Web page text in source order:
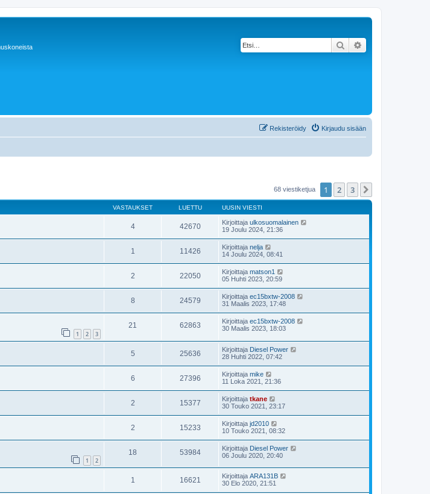
Etsi
Kirjaudu sisään
Rekisteröidy
68 viestiketjua 1 2 3
VASTAUKSET LUETTU UUSIN VIESTI
4 42670 Kirjoittaja ulkosuomalainen
19 Joulu 2024, 21:36
1 11426 Kirjoittaja nelja
14 Joulu 2024, 08:41
2 22050 Kirjoittaja matson1
05 Huhti 2023, 20:59
8 24579 Kirjoittaja ec15bxtw-2008
31 Maalis 2023, 17:48
1 2 3
21 62863 Kirjoittaja ec15bxtw-2008
30 Maalis 2023, 18:03
5 25636 Kirjoittaja Diesel Power
28 Huhti 2022, 07:42
6 27396 Kirjoittaja mike
11 Loka 2021, 21:36
2 15377 Kirjoittaja tkane
30 Touko 2021, 23:17
2 15233 Kirjoittaja jd2010
10 Touko 2021, 08:32
1 2
18 53984 Kirjoittaja Diesel Power
06 Joulu 2020, 20:40
1 16621 Kirjoittaja ARA131B
30 Elo 2020, 21:51